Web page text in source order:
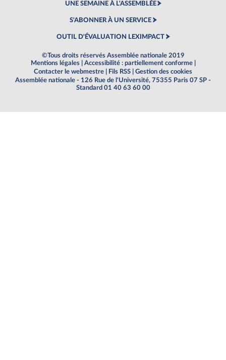
UNE SEMAINE À L'ASSEMBLÉE
S'ABONNER À UN SERVICE
OUTIL D'ÉVALUATION LEXIMPACT
©Tous droits réservés Assemblée nationale 2019
Mentions légales
Accessibilité : partiellement conforme
Contacter le webmestre
Fils RSS
Gestion des cookies
Assemblée nationale - 126 Rue de l'Université, 75355 Paris 07 SP -
Standard 01 40 63 60 00